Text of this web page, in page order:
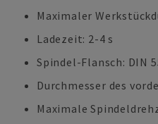
Maximaler
Ladezeit: 2-4 s
Spindel-Flansch: DIN
Durchmesser des
Maximale